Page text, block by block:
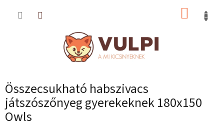
KOSÁR
Összecsukható habszivacs
játszószőnyeg gyerekeknek 180x150
Owls